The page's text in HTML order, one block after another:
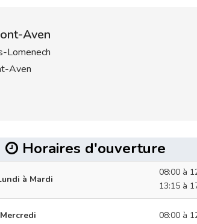
Aven
Lomenech
Aven
Horaires d'ouverture
à Mardi
08:00 à
13:15 à
Mercredi 08:00 à